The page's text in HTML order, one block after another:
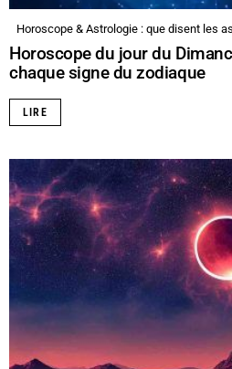
Horoscope & Astrologie : que disent les
Horoscope du jour du
chaque signe du zodiaque
LIRE